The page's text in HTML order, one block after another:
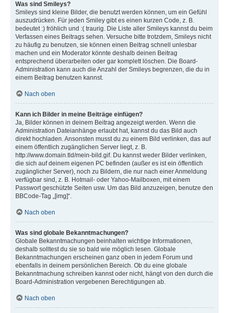
Was sind Smileys?
Smileys sind kleine Bilder, die benutzt werden können, um ein Gefühl
auszudrücken. Für jeden Smiley gibt es einen kurzen Code, z. B.
bedeutet :) fröhlich und :( traurig. Die Liste aller Smileys kannst du beim
Verfassen eines Beitrags sehen. Versuche bitte trotzdem, Smileys nicht
zu häufig zu benutzen, sie können einen Beitrag schnell unlesbar
machen und ein Moderator könnte deshalb deinen Beitrag
entsprechend überarbeiten oder gar komplett löschen. Die Board-
Administration kann auch die Anzahl der Smileys begrenzen, die du in
einem Beitrag benutzen kannst.
Nach oben
Kann ich Bilder in meine Beiträge einfügen?
Ja, Bilder können in deinem Beitrag angezeigt werden. Wenn die
Administration Dateianhänge erlaubt hat, kannst du das Bild auch
direkt hochladen. Ansonsten musst du zu einem Bild verlinken, das auf
einem öffentlich zugänglichen Server liegt, z. B.
http://www.domain.tld/mein-bild.gif. Du kannst weder Bilder verlinken,
die sich auf deinem eigenen PC befinden (außer es ist ein öffentlich
zugänglicher Server), noch zu Bildern, die nur nach einer Anmeldung
verfügbar sind, z. B. Hotmail- oder Yahoo-Mailboxen, mit einem
Passwort geschützte Seiten usw. Um das Bild anzuzeigen, benutze den
BBCode-Tag „[img]“.
Nach oben
Was sind globale Bekanntmachungen?
Globale Bekanntmachungen beinhalten wichtige Informationen,
deshalb solltest du sie so bald wie möglich lesen. Globale
Bekanntmachungen erscheinen ganz oben in jedem Forum und
ebenfalls in deinem persönlichen Bereich. Ob du eine globale
Bekanntmachung schreiben kannst oder nicht, hängt von den durch die
Board-Administration vergebenen Berechtigungen ab.
Nach oben